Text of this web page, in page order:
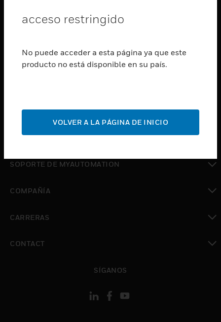
Cambiar vista
Cambiar vista
SERVICIOS
SOPORTE
DÓNDE COMPRAR
Cambiar vista
SOPORTE DE MYAUTOMATION
COMPAÑÍA
CARRERAS
CONTACT
SÍGANOS
acceso restringido
No puede acceder a esta página ya que este
producto no está disponible en su país.
VOLVER A LA PÁGINA DE INICIO